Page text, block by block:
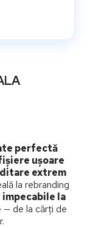
perfectă
ușoare
extrem
la rebranding
la
— de la cărți de